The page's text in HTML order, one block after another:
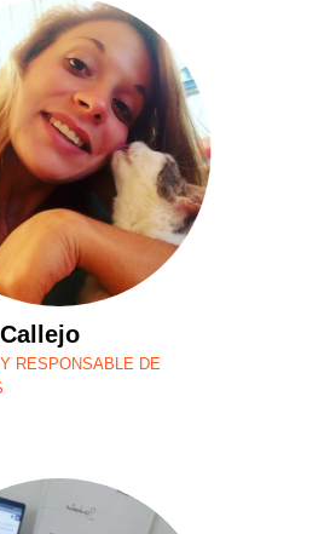
RESPONSABLE DE